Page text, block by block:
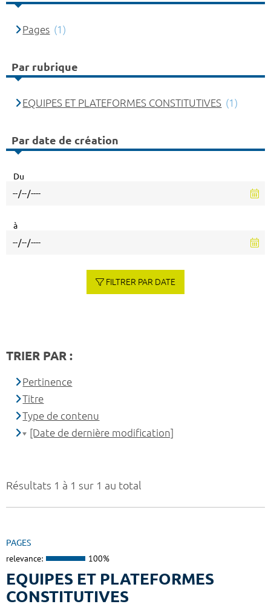
Résultats 1 à 1 sur 1 au total
PAGES
relevance: 100%
EQUIPES ET PLATEFORMES
CONSTITUTIVES
Pages (1)
Par rubrique
EQUIPES ET PLATEFORMES CONSTITUTIVES (1)
Par date de création
Du
à
FILTRER PAR DATE
TRIER PAR :
Pertinence
Titre
Type de contenu
[Date de dernière modification]